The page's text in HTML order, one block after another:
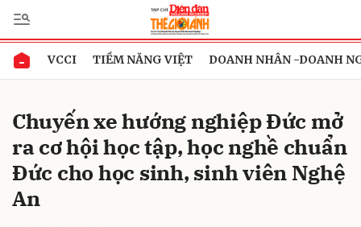
VCCI TIỀM NĂNG VIỆT DOANH NHÂN -DOANH
Chuyến xe hướng nghiệp Đức mở
ra cơ hội học tập, học nghề chuẩn
Đức cho học sinh, sinh viên Nghệ
An
Gửi bình luận